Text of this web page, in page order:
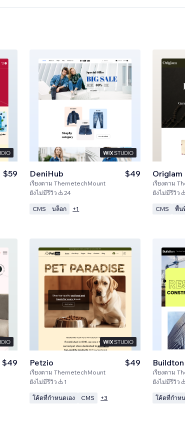
$59 DeniHub
เรียงตาม ThemetechMount
$49
ยังไม่มีรีวิว 24
CMS บล็อก +1
Origlam
เรียงตาม
ยังไม่มีรีวิว
CMS พื้น
$49 Petzio
เรียงตาม ThemetechMount
$49
ยังไม่มีรีวิว 1
โค้ดที่กำหนดเอง CMS +3
Buildton
เรียงตาม
ยังไม่มีรีวิว
โค้ดที่กำหน